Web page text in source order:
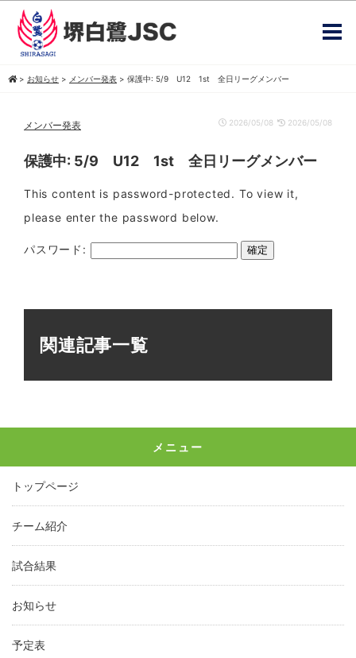
> お知らせ > メンバー発表 > 保護中: 5/9 U12 1st 全日リーグメンバー
メンバー発表 2026/05/08 2026/05/08
保護中: 5/9 U12 1st 全日リーグメンバー
This content is password-protected. To view it,
please enter the password below.
パスワード:
関連記事一覧
メニュー
トップページ
チーム紹介
試合結果
お知らせ
予定表